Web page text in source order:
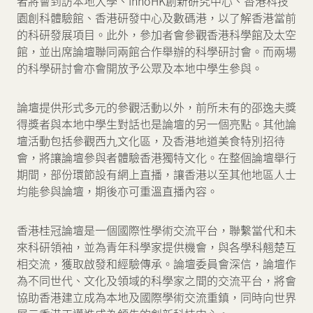
園創科體驗館、香港研發中心及數碼港，以了解香港當前
的科研發展項目。此外，參加者會參觀香港科學館及太空
館，並出席論壇聯同兩館合作舉辦的科學研討會。而兩場
的科學研討會亦會開放予公眾及本地中學生參與。
論壇提供形式多元的參觀活動以外，前所未有的邵逸夫獎
得獎者與本地中學生對話也是論壇的另一個亮點。其他論
壇活動包括參觀西九文化區，及香港地道美食特別招待
會，將讓論壇參與者體驗香港獨特文化。在整個論壇舉行
期間，部份環節設有網上直播，讓香港以至其他地區人士
均能參與論壇，期後亦可重溫直播內容。
香港桂冠論壇是一個國際性學術交流平台，聯繫當代和未
來科研領袖，並為青年科學家提供機會，與各學科翹楚互
相交流，獲取啟發和經驗傳承。論壇委員會深信，論壇作
為不同世代、文化及領域的科學家之間的交流平台，將會
協助香港建立成為本地及國際學術交流重鎮，同時向世界